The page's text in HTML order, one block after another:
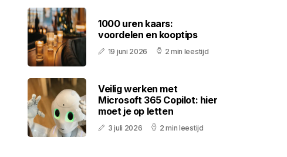
1000 uren kaars:
voordelen en kooptips
19 juni 2026 2 min leestijd
Veilig werken met
Microsoft 365 Copilot: hier
moet je op letten
3 juli 2026 2 min leestijd